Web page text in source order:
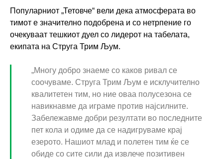
Популарниот „Тетовче“ вели дека атмосферата во
тимот е значително подобрена и со нетрпение го
очекуваат тешкиот дуел со лидерот на табелата,
екипата на Струга Трим Љум.
„Многу добро знаеме со каков ривал се
соочуваме. Струга Трим Љум е исклучително
квалитетен тим, но ние оваа полусезона се
навикнавме да играме против најсилните.
Забележавме добри резултати во последните
пет кола и одиме да се надигруваме крај
езерото. Нашиот млад и полетен тим ќе се
обиде со сите сили да извлече позитивен